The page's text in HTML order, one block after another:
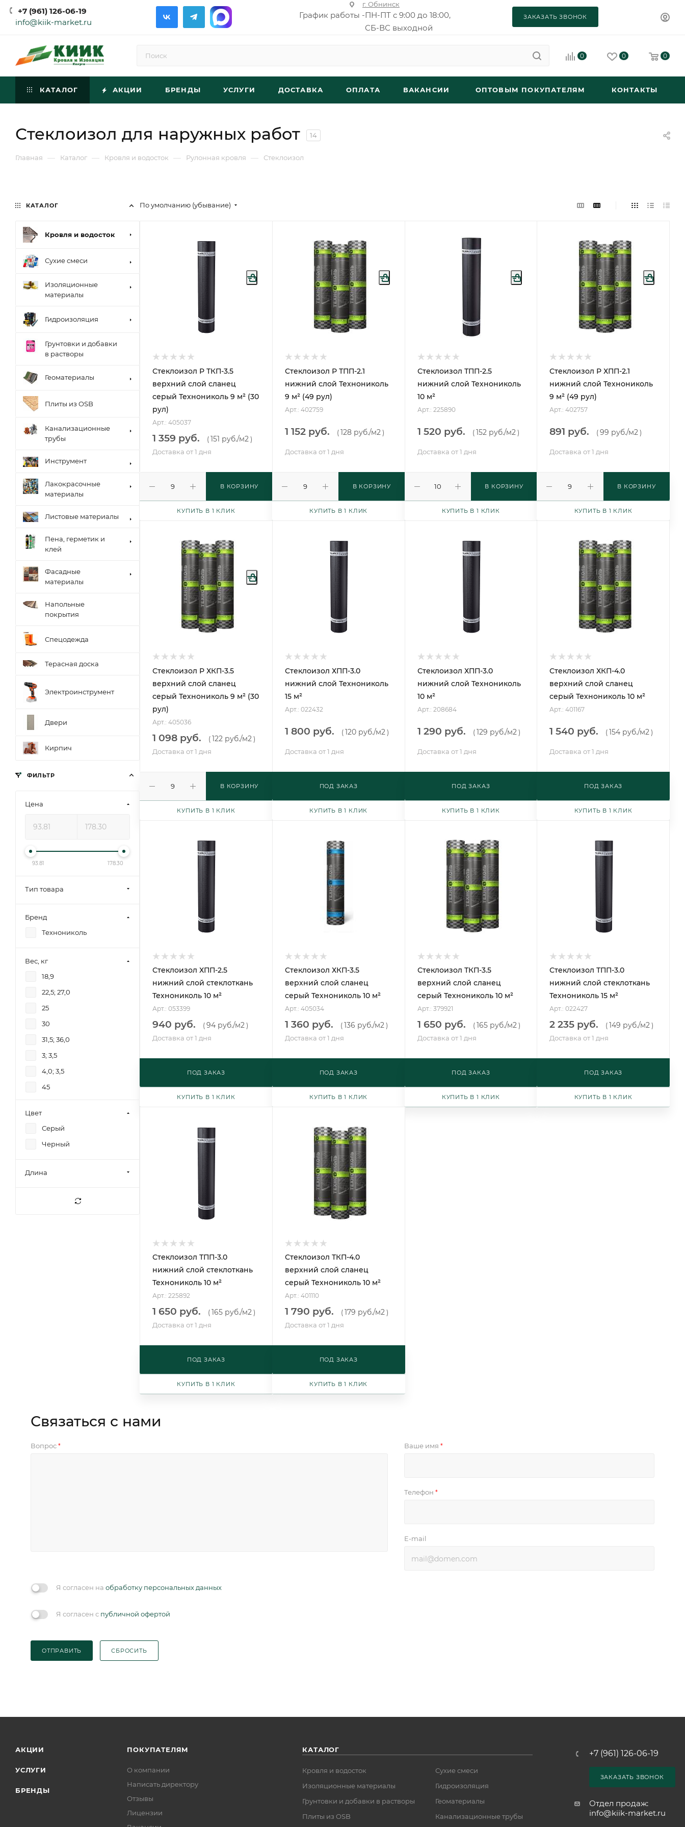
+7 (961) 126-06-19
info@kiik-market.ru
г. Обнинск
График работы -ПН-ПТ с 9:00 до 18:00,
СБ-ВС выходной
ЗАКАЗАТЬ ЗВОНОК
0 0 0
КАТАЛОГ АКЦИИ БРЕНДЫ УСЛУГИ ДОСТАВКА ОПЛАТА ВАКАНСИИ ОПТОВЫМ ПОКУПАТЕЛЯМ КОНТАКТЫ
Стеклоизол для наружных работ 14
Главная — Каталог — Кровля и водосток — Рулонная кровля — Стеклоизол
По умолчанию (убывание)
Стеклоизол Р ТКП-3.5
верхний слой сланец
серый Технониколь 9 м² (30
рул)
Арт.: 405037
1 359 руб. (151 руб./м2)
Доставка от 1 дня
В КОРЗИНУ
КУПИТЬ В 1 КЛИК
Стеклоизол Р ТПП-2.1
нижний слой Технониколь
9 м² (49 рул)
Арт.: 402759
1 152 руб. (128 руб./м2 )
Доставка от 1 дня
В КОРЗИНУ
КУПИТЬ В 1 КЛИК
Стеклоизол ТПП-2.5
нижний слой Технониколь
10 м²
Арт.: 225890
1 520 руб. (152 руб./м2 )
Доставка от 1 дня
В КОРЗИНУ
КУПИТЬ В 1 КЛИК
Стеклоизол Р ХПП-2.1
нижний слой Технониколь
9 м² (49 рул)
Арт.: 402757
891 руб. (99 руб./м2 )
Доставка от 1 дня
В КОРЗИНУ
КУПИТЬ В 1 КЛИК
Стеклоизол Р ХКП-3.5
верхний слой сланец
серый Технониколь 9 м² (30
рул)
Арт.: 405036
1 098 руб. (122 руб./м2 )
Доставка от 1 дня
В КОРЗИНУ
КУПИТЬ В 1 КЛИК
Стеклоизол ХПП-3.0
нижний слой Технониколь
15 м²
Арт.: 022432
1 800 руб. (120 руб./м2 )
Доставка от 1 дня
ПОД ЗАКАЗ
КУПИТЬ В 1 КЛИК
Стеклоизол ХПП-3.0
нижний слой Технониколь
10 м²
Арт.: 208684
1 290 руб. (129 руб./м2 )
Доставка от 1 дня
ПОД ЗАКАЗ
КУПИТЬ В 1 КЛИК
Стеклоизол ХКП-4.0
верхний слой сланец
серый Технониколь 10 м²
Арт.: 401167
1 540 руб. (154 руб./м2 )
Доставка от 1 дня
ПОД ЗАКАЗ
КУПИТЬ В 1 КЛИК
Стеклоизол ХПП-2.5
нижний слой стеклоткань
Технониколь 10 м²
Арт.: 053399
940 руб. (94 руб./м2)
Доставка от 1 дня
ПОД ЗАКАЗ
КУПИТЬ В 1 КЛИК
Стеклоизол ХКП-3.5
верхний слой сланец
серый Технониколь 10 м²
Арт.: 405034
1 360 руб. (136 руб./м2 )
Доставка от 1 дня
ПОД ЗАКАЗ
КУПИТЬ В 1 КЛИК
Стеклоизол ТКП-3.5
верхний слой сланец
серый Технониколь 10 м²
Арт.: 379921
1 650 руб. (165 руб./м2 )
Доставка от 1 дня
ПОД ЗАКАЗ
КУПИТЬ В 1 КЛИК
Стеклоизол ТПП-3.0
нижний слой стеклоткань
Технониколь 15 м²
Арт.: 022427
2 235 руб. (149 руб./м2 )
Доставка от 1 дня
ПОД ЗАКАЗ
КУПИТЬ В 1 КЛИК
Стеклоизол ТПП-3.0
нижний слой стеклоткань
Технониколь 10 м²
Арт.: 225892
1 650 руб. (165 руб./м2)
Доставка от 1 дня
ПОД ЗАКАЗ
КУПИТЬ В 1 КЛИК
Стеклоизол ТКП-4.0
верхний слой сланец
серый Технониколь 10 м²
Арт.: 401110
1 790 руб. (179 руб./м2 )
Доставка от 1 дня
ПОД ЗАКАЗ
КУПИТЬ В 1 КЛИК
КАТАЛОГ
Кровля и водосток
Сухие смеси
Изоляционные
материалы
Гидроизоляция
Грунтовки и добавки
в растворы
Геоматериалы
Плиты из OSB
Канализационные
трубы
Инструмент
Лакокрасочные
материалы
Листовые материалы
Пена, герметик и
клей
Фасадные
материалы
Напольные
покрытия
Спецодежда
Терасная доска
Электроинструмент
Двери
Кирпич
ФИЛЬТР
Цена
93.81 178.30
Тип товара
Бренд
Технониколь
Вес, кг
18,9
22,5; 27,0
25
30
31,5; 36,0
3; 3,5
4,0; 3,5
45
Цвет
Серый
Черный
Длина
Связаться с нами
Вопрос * Ваше имя *
Телефон *
E-mail
Я согласен на обработку персональных данных
Я согласен с публичной офертой
ОТПРАВИТЬ СБРОСИТЬ
АКЦИИ
УСЛУГИ
БРЕНДЫ
ПОКУПАТЕЛЯМ
О компании
Написать директору
Отзывы
Лицензии
КАТАЛОГ
Кровля и водосток
Сухие смеси
Изоляционные материалы
Гидроизоляция
Грунтовки и добавки в растворы
Геоматериалы
Плиты из OSB
Канализационные трубы
+7 (961) 126-06-19
ЗАКАЗАТЬ ЗВОНОК
Отдел продаж:
info@kiik-market.ru